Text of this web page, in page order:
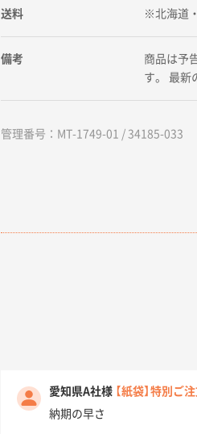
送料 ※北海道
備考
商品は予
す。 最新
管理番号：MT-1749-01 / 34185-033
愛知県A社様 【紙袋】特別ご
納期の早さ